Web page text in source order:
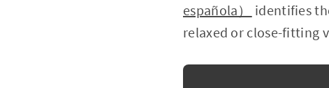
española）
identifies
relaxed or close-fitting